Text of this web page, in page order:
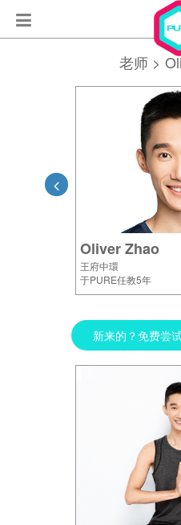
老师 >
Oliver Zhao
王府中環
于PURE任教5年
新来的？免费尝